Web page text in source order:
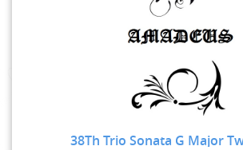
38Th Trio Sonata G Major